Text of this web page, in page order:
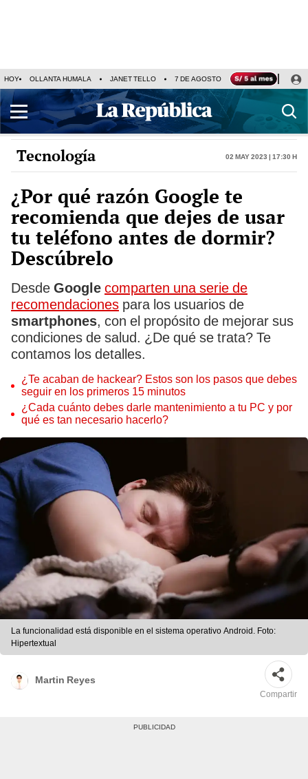
HOY OLLANTA HUMALA JANET TELLO 7 DE AGOSTO TINKA RESULTADOS
Tecnología 02 May 2023 | 17:30 h
¿Por qué razón Google te
recomienda que dejes de usar
tu teléfono antes de dormir?
Descúbrelo
Desde Google comparten una serie de
recomendaciones para los usuarios de
smartphones, con el propósito de mejorar sus
condiciones de salud. ¿De qué se trata? Te
contamos los detalles.
¿Te acaban de hackear? Estos son los pasos que debes
seguir en los primeros 15 minutos
¿Cada cuánto debes darle mantenimiento a tu PC y por
qué es tan necesario hacerlo?
La funcionalidad está disponible en el sistema operativo Android. Foto:
Hipertextual
Martin Reyes
Compartir